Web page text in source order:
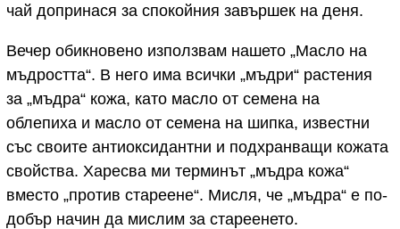
чай допринася за спокойния завършек на деня.
Вечер обикновено използвам нашето „Масло на
мъдростта“. В него има всички „мъдри“ растения
за „мъдра“ кожа, като масло от семена на
облепиха и масло от семена на шипка, известни
със своите антиоксидантни и подхранващи кожата
свойства. Харесва ми терминът „мъдра кожа“
вместо „против стареене“. Мисля, че „мъдра“ е по-
добър начин да мислим за стареенето.